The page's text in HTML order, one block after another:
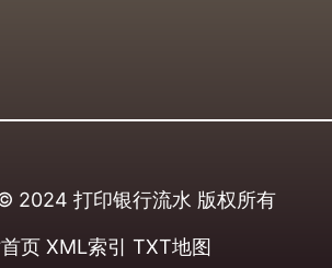
2024 打印银行流水 版权所有
页 XML索引 TXT地图